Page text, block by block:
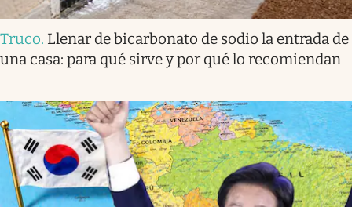
Truco. Llenar de bicarbonato de sodio la entrada de
una casa: para qué sirve y por qué lo recomiendan